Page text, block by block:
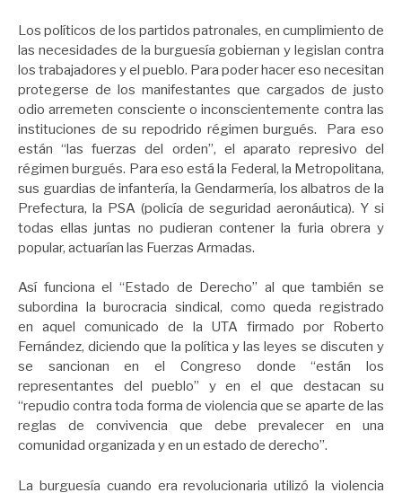
Los políticos de los partidos patronales, en cumplimiento de
las necesidades de la burguesía gobiernan y legislan contra
los trabajadores y el pueblo. Para poder hacer eso necesitan
protegerse de los manifestantes que cargados de justo
odio arremeten consciente o inconscientemente contra las
instituciones de su repodrido régimen burgués. Para eso
están “las fuerzas del orden”, el aparato represivo del
régimen burgués. Para eso está la Federal, la Metropolitana,
sus guardias de infantería, la Gendarmería, los albatros de la
Prefectura, la PSA (policía de seguridad aeronáutica). Y si
todas ellas juntas no pudieran contener la furia obrera y
popular, actuarían las Fuerzas Armadas.
Así funciona el “Estado de Derecho” al que también se
subordina la burocracia sindical, como queda registrado
en aquel comunicado de la UTA firmado por Roberto
Fernández, diciendo que la política y las leyes se discuten y
se sancionan en el Congreso donde “están los
representantes del pueblo” y en el que destacan su
“repudio contra toda forma de violencia que se aparte de las
reglas de convivencia que debe prevalecer en una
comunidad organizada y en un estado de derecho”.
La burguesía cuando era revolucionaria utilizó la violencia